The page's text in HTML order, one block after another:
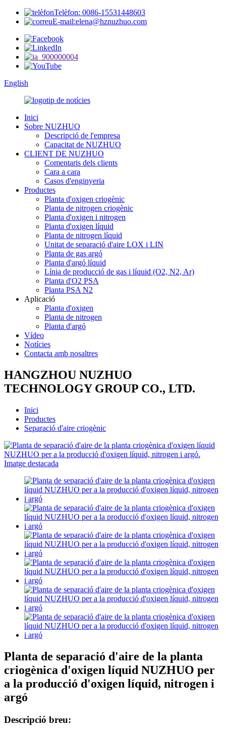
Telèfon: 0086-15531448603
E-mail:elena@hznuzhuo.com
English
Inici
Sobre NUZHUO
Descripció de l'empresa
Capacitat de NUZHUO
CLIENT DE NUZHUO
Comentaris dels clients
Cara a cara
Casos d'enginyeria
Productes
Planta d'oxigen criogènic
Planta de nitrogen criogènic
Planta d'oxigen i nitrogen
Planta d'oxigen líquid
Planta de nitrogen líquid
Unitat de separació d'aire LOX i LIN
Planta de gas argó
Planta d'argó líquid
Línia de producció de gas i líquid (O2, N2, Ar)
Planta d'O2 PSA
Planta PSA N2
Aplicació
Planta d'oxigen
Planta de nitrogen
Planta d'argó
Vídeo
Notícies
Contacta amb nosaltres
HANGZHOU NUZHUO
TECHNOLOGY GROUP CO., LTD.
Inici
Productes
Separació d'aire criogènic
Planta de separació d'aire de la planta
criogènica d'oxigen líquid NUZHUO per
a la producció d'oxigen líquid, nitrogen i
argó
Descripció breu: